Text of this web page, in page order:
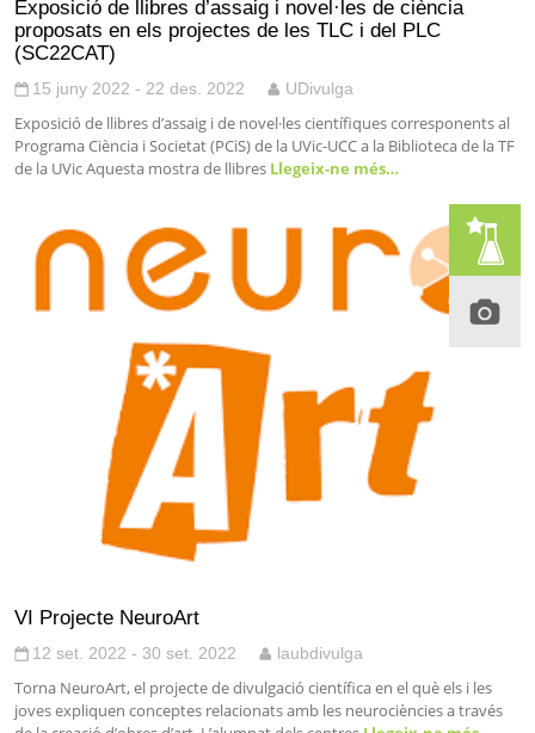
Exposició de llibres d’assaig i novel·les de ciència
proposats en els projectes de les TLC i del PLC
(SC22CAT)
15 juny 2022 - 22 des. 2022 UDivulga
Exposició de llibres d’assaig i de novel·les científiques corresponents al
Programa Ciència i Societat (PCiS) de la UVic-UCC a la Biblioteca de la TF
de la UVic Aquesta mostra de llibres Llegeix-ne més…
VI Projecte NeuroArt
12 set. 2022 - 30 set. 2022 laubdivulga
Torna NeuroArt, el projecte de divulgació científica en el què els i les
joves expliquen conceptes relacionats amb les neurociències a través